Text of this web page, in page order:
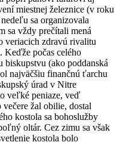
miestnej železnice (v roku
sa organizovala
sa vždy prečítali mená
veriacich zdravú rivalitu
Keďže počas celého
(ako poddanská
najväčšiu finančnú ťarchu
úrad v Nitre
veľké peniaze, veď
žal obilie, dostal
kostola sa bohoslužby
oltár. Cez zimu sa však
kostola bolo